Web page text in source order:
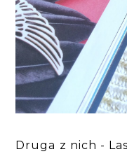
Druga z nich -